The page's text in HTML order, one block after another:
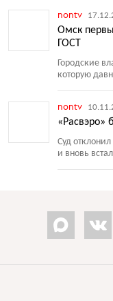
nontv
Омск
ГОСТ
Городские
которую
nontv
«Расвэро»
Суд
и вновь